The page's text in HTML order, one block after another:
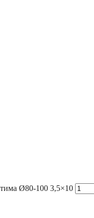
Ø80-100 3,5×10